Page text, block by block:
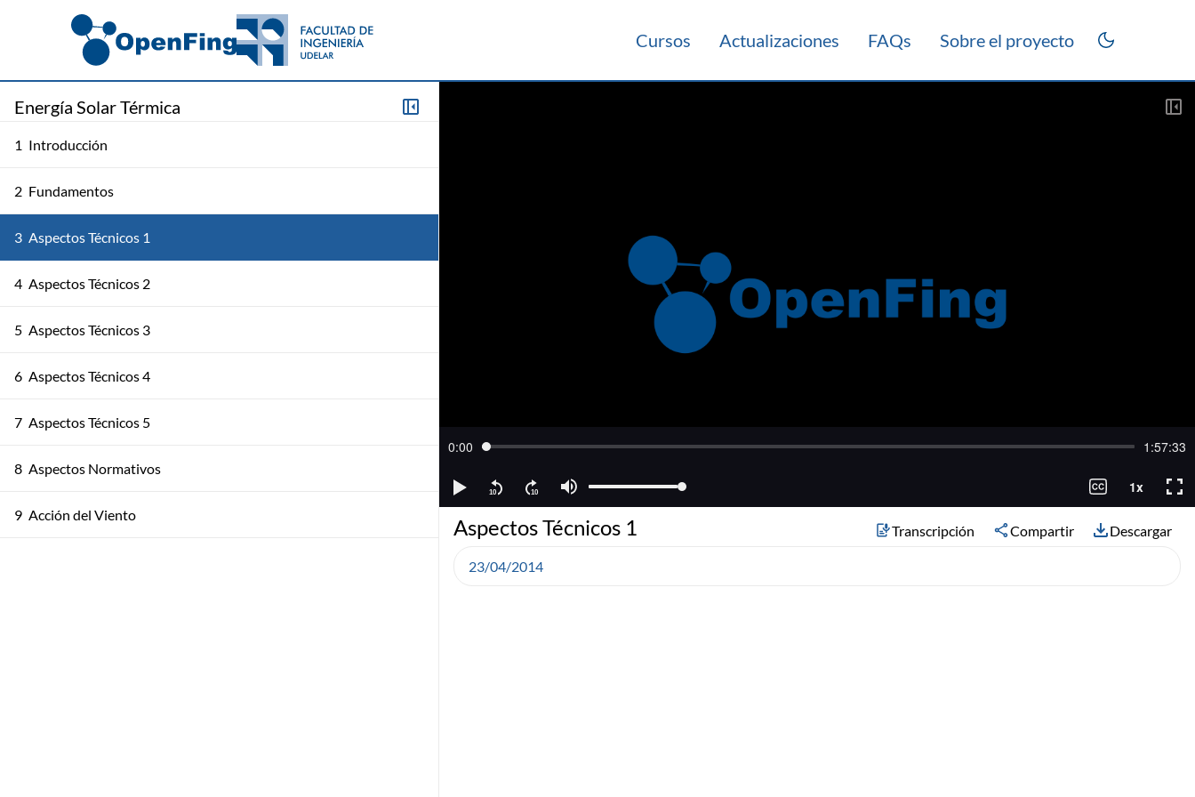
Cursos Actualizaciones FAQs Sobre el proyecto
Energía Solar Térmica
1 Introducción
2 Fundamentos
3 Aspectos Técnicos 1
4 Aspectos Técnicos 2
5 Aspectos Técnicos 3
6 Aspectos Técnicos 4
7 Aspectos Técnicos 5
8 Aspectos Normativos
9 Acción del Viento Aspectos Técnicos 1 Transcripción Compartir Descargar
23/04/2014